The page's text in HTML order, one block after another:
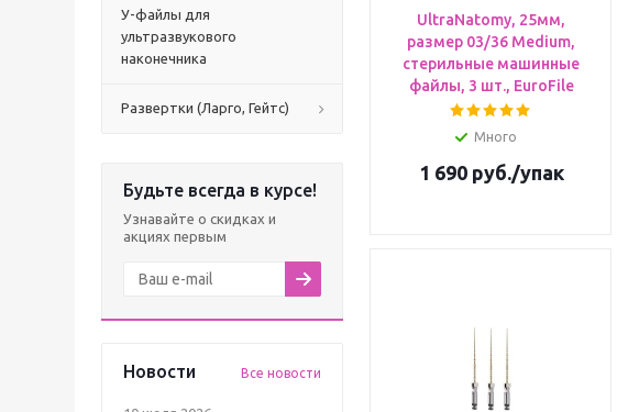
У-файлы для
ультразвукового
наконечника
Развертки (Ларго, Гейтс)
Будьте всегда в курсе!
Узнавайте о скидках и
акциях первым
Новости Все новости
UltraNatomy, 25мм,
размер 03/36 Medium,
стерильные машинные
файлы, 3 шт., EuroFile
Много
1 690руб./упак